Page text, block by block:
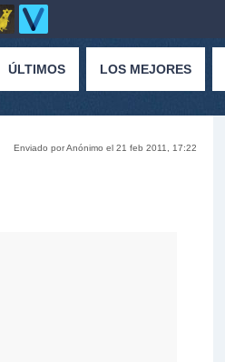
ÚLTIMOS LOS MEJORES
Enviado por Anónimo el 21 feb 2011, 17:22